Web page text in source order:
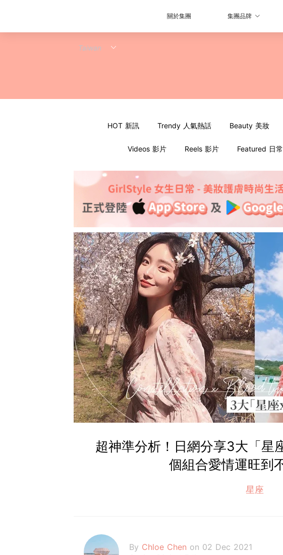
關於集團 集團品牌
HOT 新訊 Trendy 人氣熱話 Beauty 美妝
Videos 影片 Reels 影片 Featured 日
超神準分析！日網分享3大「星
個組合愛情運旺到
星座
By Chloe Chen on 02 Dec 2021